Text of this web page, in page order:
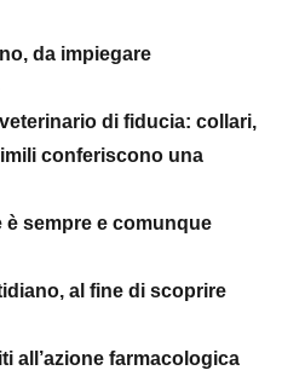
da impiegare
di fiducia: collari,
conferiscono una
è sempre e comunque
al fine di scoprire
all’azione farmacologica